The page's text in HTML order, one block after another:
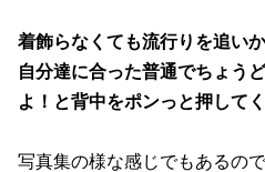
着飾らなくても流行りを追い
自分達に合った普通でちょう
よ！と背中をポンっと押してく
写真集の様な感じでもあるの